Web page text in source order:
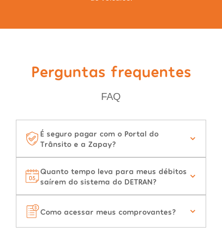
Perguntas frequentes
FAQ
É seguro pagar com o Portal do
Trânsito e a Zapay?
Quanto tempo leva para meus débitos
saírem do sistema do DETRAN?
Como acessar meus comprovantes?